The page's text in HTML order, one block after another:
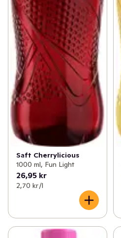
Saft Cherrylicious
1000 ml, Fun Light
26,95 kr
2,70 kr /l